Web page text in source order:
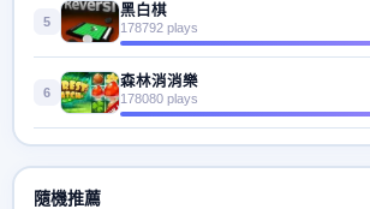
5
黑白棋
178792 plays
6
森林消消樂
178080 plays
隨機推薦